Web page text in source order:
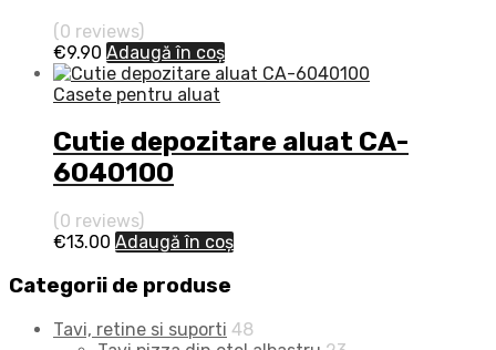
(0 reviews)
€9.90 Adaugă în coș
Casete pentru aluat
Cutie depozitare aluat CA-
6040100
(0 reviews)
€13.00 Adaugă în coș
Categorii de produse
Tavi, retine si suporti 48